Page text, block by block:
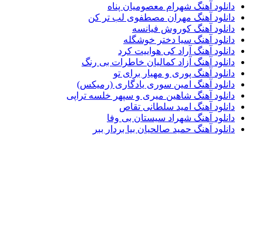
دانلود آهنگ شهرام معصومیان پناه
دانلود آهنگ مهران مصطفوی لب تر کن
دانلود آهنگ کوروش فیانسه
دانلود آهنگ سیا دختر خوشگله
دانلود آهنگ آراد کی هواییت کرد
دانلود آهنگ آزاد کمالیان خاطرات بی رنگ
دانلود آهنگ پوری و مهیار برای تو
دانلود آهنگ امین سوری یادگاری (رمیکس)
دانلود آهنگ شاهین میری و سپهر خلسه تراپی
دانلود آهنگ امید سلطانی تقاص
دانلود آهنگ شهراد سیستان بی وفا
دانلود آهنگ حمید صالحیان بیا بردار ببر